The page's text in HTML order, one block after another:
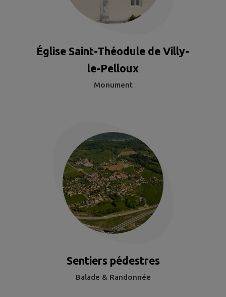
Église Saint-Théodule de Villy-
le-Pelloux
Monument
Sentiers pédestres
Balade & Randonnée